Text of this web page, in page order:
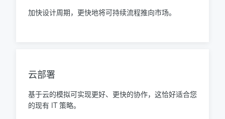
加快设计周期，更快地将可持续流程推向市场。
云部署
基于云的模拟可实现更好、更快的协作，这恰好适合您
的现有 IT 策略。